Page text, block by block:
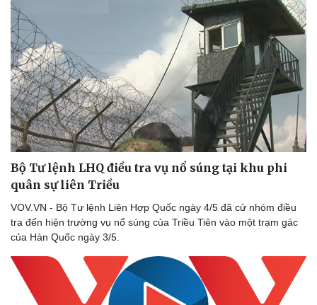
Du lịch
Săn Tour
check-in
Câu chuyện thời sự
Đọc truyện đêm khuya
Cửa sổ tình yêu
Bộ Tư lệnh LHQ điều tra vụ nổ súng tại khu phi
quân sự liên Triều
VOV.VN - Bộ Tư lệnh Liên Hợp Quốc ngày 4/5 đã cử nhóm điều
tra đến hiện trường vụ nổ súng của Triều Tiên vào một trạm gác
của Hàn Quốc ngày 3/5.